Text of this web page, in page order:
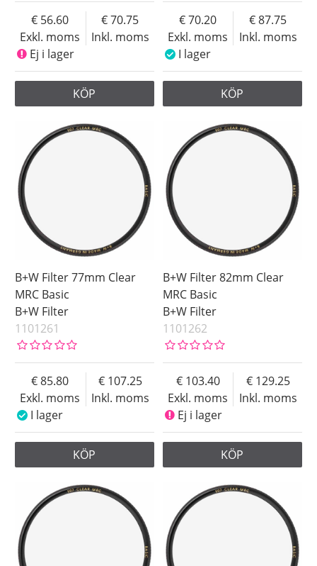
Exkl. moms
56.60
Inkl. moms
70.75
Ej i lager
KÖP
Exkl. moms
70.20
Inkl. moms
87.75
I lager
KÖP
B+W Filter 77mm Clear
MRC Basic
B+W Filter
1101261
Exkl. moms
85.80
Inkl. moms
107.25
I lager
KÖP
B+W Filter 82mm Clear
MRC Basic
B+W Filter
1101262
Exkl. moms
103.40
Inkl. moms
129.25
Ej i lager
KÖP